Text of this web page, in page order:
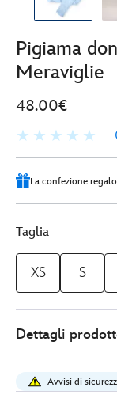
Pigiama
Meraviglie
48.00€
La confezione
Taglia
XS S
Store
48.00
donna-
alice-
Dettagli
Avvisi di